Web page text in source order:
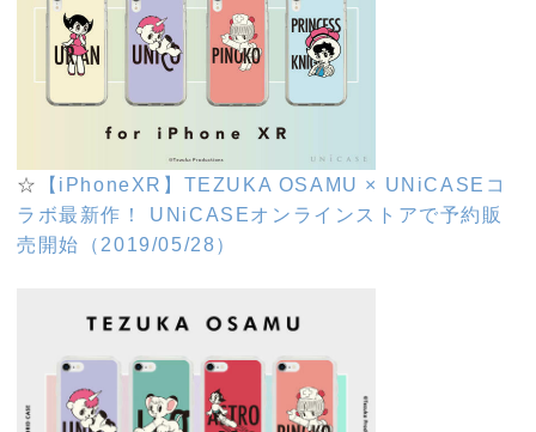
☆
【iPhoneXR】TEZUKA OSAMU × UNiCASEコ
ラボ最新作！ UNiCASEオンラインストアで予約販
売開始（2019/05/28）